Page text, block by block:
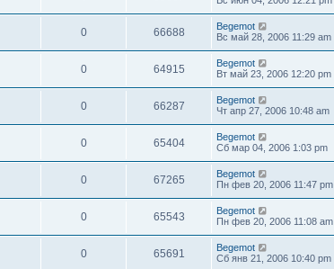
0 66688
Begemot
Вс май 28, 2006 11:29 am
0 64915
Begemot
Вт май 23, 2006 12:20 pm
0 66287
Begemot
Чт апр 27, 2006 10:48 am
0 65404
Begemot
Сб мар 04, 2006 1:03 pm
0 67265
Begemot
Пн фев 20, 2006 11:47 pm
0 65543
Begemot
Пн фев 20, 2006 11:08 am
0 65691
Begemot
Сб янв 21, 2006 10:40 pm